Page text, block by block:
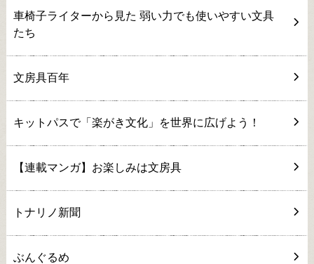
車椅子ライターから見た 弱い力でも使いやすい文具
たち
文房具百年
キットパスで「楽がき文化」を世界に広げよう！
【連載マンガ】お楽しみは文房具
トナリノ新聞
ぶんぐるめ